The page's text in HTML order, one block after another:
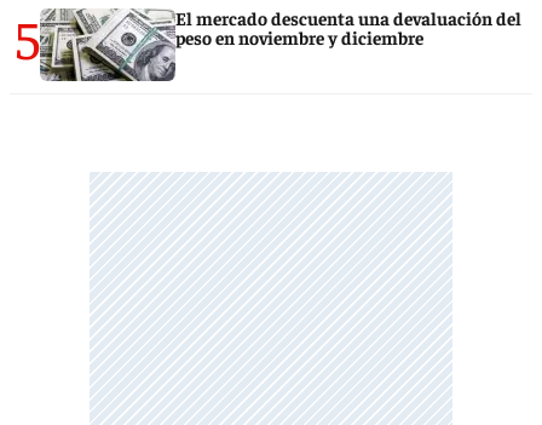
5
El mercado descuenta una devaluación del
peso en noviembre y diciembre